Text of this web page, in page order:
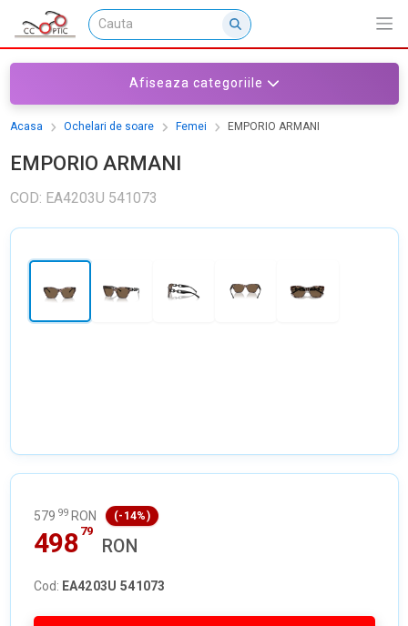
Afiseaza categoriile
Acasa Ochelari de soare Femei EMPORIO ARMANI
EMPORIO ARMANI
COD: EA4203U 541073
579 99 RON (-14%)
498 79
RON
Cod: EA4203U 541073